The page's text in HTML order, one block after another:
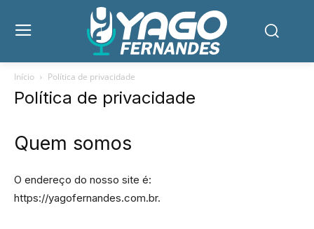
Início Política de privacidade
Política de privacidade
Quem somos
O endereço do nosso site é:
https://yagofernandes.com.br.